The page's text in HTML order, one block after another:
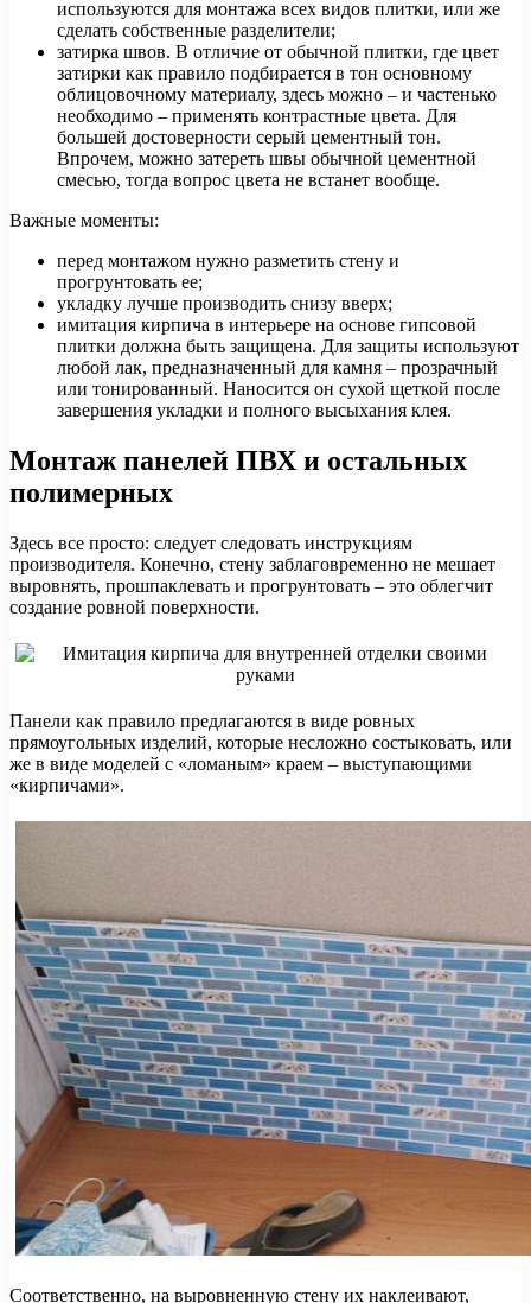
используются для монтажа всех видов плитки, или же
сделать собственные разделители;
затирка швов. В отличие от обычной плитки, где цвет
затирки как правило подбирается в тон основному
облицовочному материалу, здесь можно – и частенько
необходимо – применять контрастные цвета. Для
большей достоверности серый цементный тон.
Впрочем, можно затереть швы обычной цементной
смесью, тогда вопрос цвета не встанет вообще.
Важные моменты:
перед монтажом нужно разметить стену и
прогрунтовать ее;
укладку лучше производить снизу вверх;
имитация кирпича в интерьере на основе гипсовой
плитки должна быть защищена. Для защиты используют
любой лак, предназначенный для камня – прозрачный
или тонированный. Наносится он сухой щеткой после
завершения укладки и полного высыхания клея.
Монтаж панелей ПВХ и остальных
полимерных
Здесь все просто: следует следовать инструкциям
производителя. Конечно, стену заблаговременно не мешает
выровнять, прошпаклевать и прогрунтовать – это облегчит
создание ровной поверхности.
Панели как правило предлагаются в виде ровных
прямоугольных изделий, которые несложно состыковать, или
же в виде моделей с «ломаным» краем – выступающими
«кирпичами».
Соответственно, на выровненную стену их наклеивают,